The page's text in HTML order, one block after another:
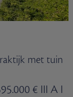
met tuin
€ III A I